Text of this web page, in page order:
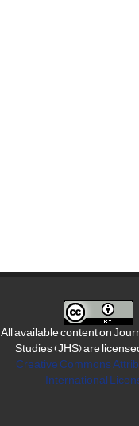
All available content on
Studies (JHS) are
Creative Commons
International